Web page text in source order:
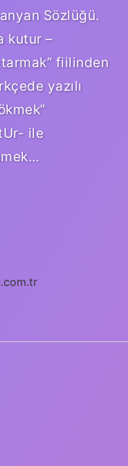
Sözlüğü.
kutur –
fiilinden
yazılı
ile